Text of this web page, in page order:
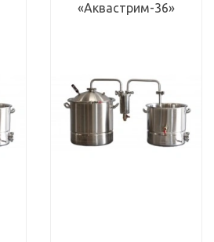
«Аквастрим-36»